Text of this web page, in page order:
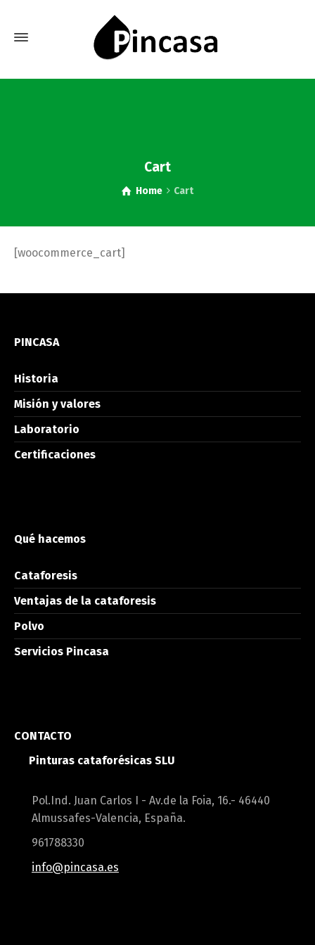
Cart
Home Cart
[woocommerce_cart]
PINCASA
Historia
Misión y valores
Laboratorio
Certificaciones
Qué hacemos
Cataforesis
Ventajas de la cataforesis
Polvo
Servicios Pincasa
CONTACTO
Pinturas cataforésicas SLU
Pol.Ind. Juan Carlos I - Av.de la Foia, 16.- 46440
Almussafes-Valencia, España.
961788330
info@pincasa.es